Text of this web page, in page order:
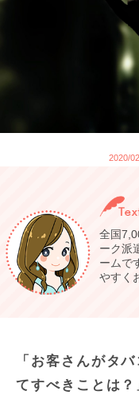
2020/
全国
ーク派
ームで
やすく
「お客さんがタ
てすべきことは？